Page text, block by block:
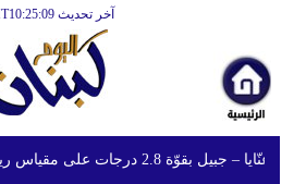
آخر تحديث GMT10:25:09
2.8 درجات على مقياس ريختر